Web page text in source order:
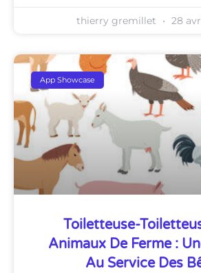
thierry gremillet 28
App Showcase
Toiletteuse-
Animaux De Ferme :
Au Service Des